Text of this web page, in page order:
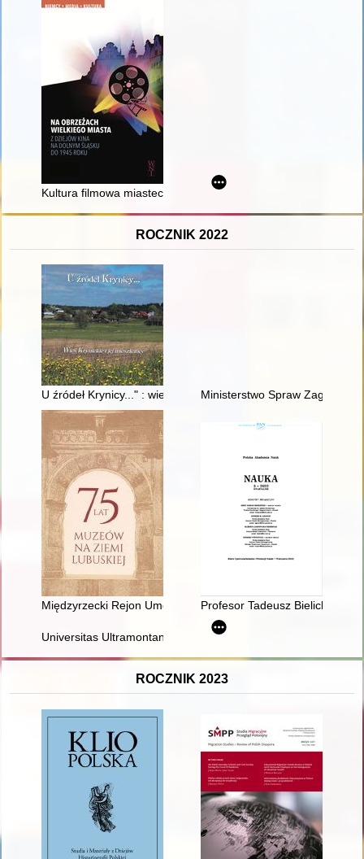
Kultura filmowa miasteczek Dolnego Śląska w 1930 roku na
ROCZNIK 2022
U źródeł Krynicy..." : wieś Krynickie i jej mieszkańcy
Ministerstwo Spraw
Międzyrzecki Rejon Umocniony - Muzeum Fortyfikacji i
Profesor Tadeusz Bielicki
Universitas Ultramontanorum : coats of arms of students
ROCZNIK 2023